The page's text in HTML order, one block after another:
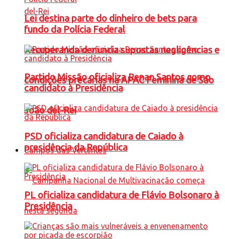
Recuperanda denuncia supostas negligências e
condições precárias na APAC Feminina de São
João del-Rei
Campos das Vertentes
Lei destina parte do dinheiro de bets para
fundo da Polícia Federal
Partido Missão oficializa Renan Santos como
candidato à Presidência
PSD oficializa candidatura de Caiado à
presidência da República
PL oficializa candidatura de Flávio Bolsonaro à
Presidência